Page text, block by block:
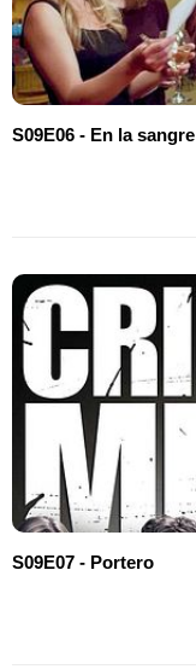
S09E06 - En la sangre
S09E07 - Portero